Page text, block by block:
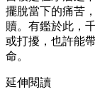
擺脫當下的痛苦
贖。有鑑於此，
或打擾，也許能
命。
延伸閱讀